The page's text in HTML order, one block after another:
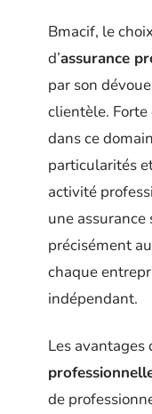
Bmacif, le
d’assurance
par son
clientèle. Forte
dans ce
particularités
activité
une assurance
précisément
chaque
indépendant.
Les avantages
de